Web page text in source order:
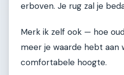
erboven. Je rug zal je
Merk ik zelf ook — hoe
meer je waarde hebt aan
comfortabele hoogte.